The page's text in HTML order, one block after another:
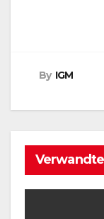
By IGM